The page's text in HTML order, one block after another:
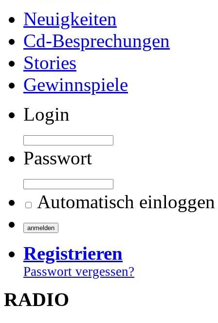
Neuigkeiten
Cd-Besprechungen
Stories
Gewinnspiele
Login
Passwort
Automatisch einloggen
Registrieren
Passwort vergessen?
RADIO